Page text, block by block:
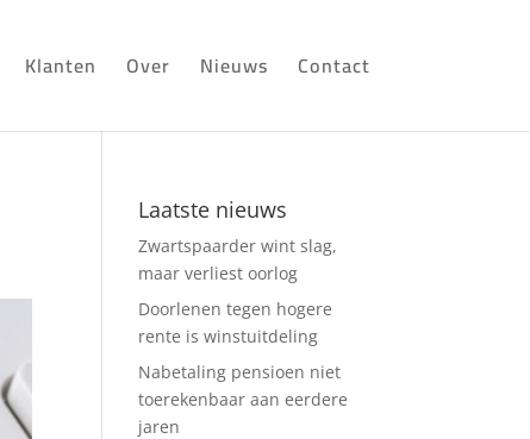
Klanten Over Nieuws Contact
Laatste nieuws
Zwartspaarder wint slag,
maar verliest oorlog
Doorlenen tegen hogere
rente is winstuitdeling
Nabetaling pensioen niet
toerekenbaar aan eerdere
jaren